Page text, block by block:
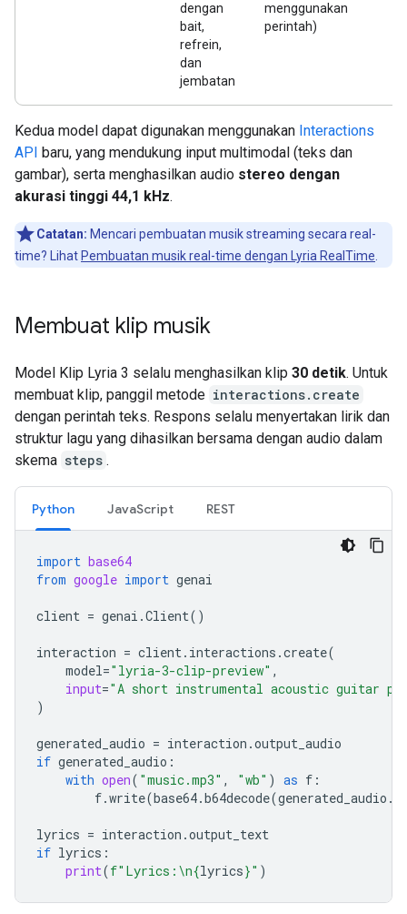
dengan
bait,
refrein,
dan
jembatan
menggunakan
perintah)
Kedua model dapat digunakan menggunakan Interactions
API baru, yang mendukung input multimodal (teks dan
gambar), serta menghasilkan audio stereo dengan
akurasi tinggi 44,1 kHz.
Catatan: Mencari pembuatan musik streaming secara real-
time? Lihat Pembuatan musik real-time dengan Lyria RealTime
Membuat klip musik
Model Klip Lyria 3 selalu menghasilkan klip 30 detik. Untuk
membuat klip, panggil metode interactions.create
dengan perintah teks. Respons selalu menyertakan lirik dan
struktur lagu yang dihasilkan bersama dengan audio dalam
skema steps .
Python JavaScript REST
import base64
from google import genai
client = genai .Client()
interaction = client. interactions .create(
model="lyria-3-clip-preview" ,
input="A short instrumental acoustic guitar
)
generated_audio = interaction .output_audio
if generated_audio :
with open( "music.mp3" , "wb" ) as f :
f.write(base64.b64decode(generated_audio .
lyrics = interaction .output_text
if lyrics :
print(f"Lyrics: \n{lyrics}" )